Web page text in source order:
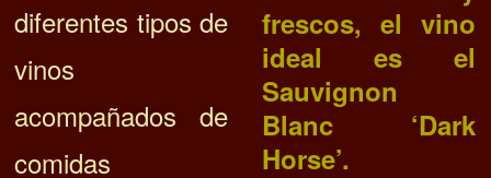
diferentes tipos de
vinos
acompañados de
comidas
frescos, el vino
ideal es el
Sauvignon
Blanc ‘Dark
Horse’.